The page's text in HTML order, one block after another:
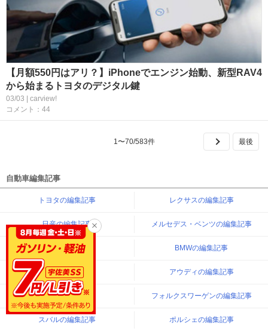
【月額550円はアリ？】iPhoneでエンジン始動、新型RAV4
から始まるトヨタのデジタル鍵
03/03 | carview!
コメント：44
1 〜70/583件
自動車編集記事
トヨタの編集記事 レクサスの編集記事
日産の編集記事 メルセデス・ベンツの編集記事
ホンダの編集記事 BMWの編集記事
三菱の編集記事 アウディの編集記事
マツダの編集記事 フォルクスワーゲンの編集記事
スバルの編集記事 ポルシェの編集記事